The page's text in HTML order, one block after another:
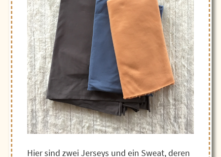
Hier sind zwei Jerseys und ein Sweat, deren